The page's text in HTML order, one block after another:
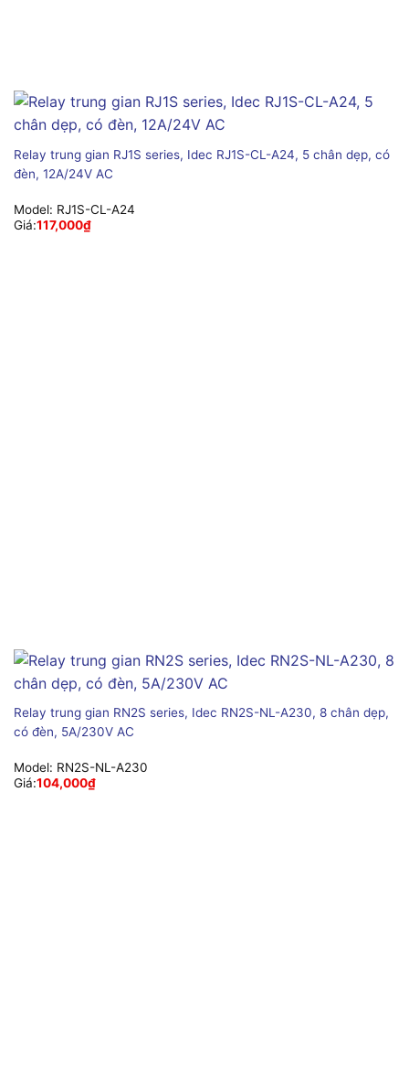
Relay trung gian RJ1S series, Idec RJ1S-CL-A24, 5 chân dẹp, có
đèn, 12A/24V AC
Model: RJ1S-CL-A24
Giá:117,000₫
Relay trung gian RN2S series, Idec RN2S-NL-A230, 8 chân dẹp,
có đèn, 5A/230V AC
Model: RN2S-NL-A230
Giá:104,000₫